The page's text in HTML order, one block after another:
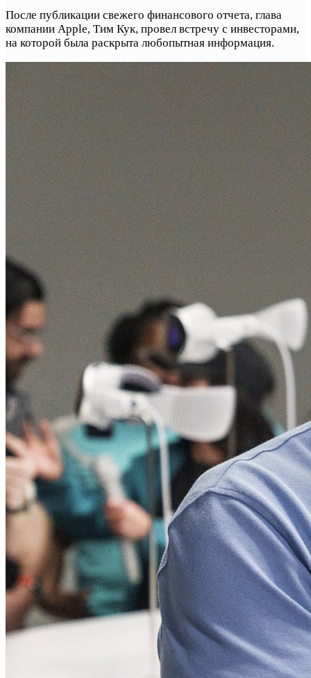
После публикации свежего финансового отчета, глава
компании Apple, Тим Кук, провел встречу с инвесторами,
на которой была раскрыта любопытная информация.